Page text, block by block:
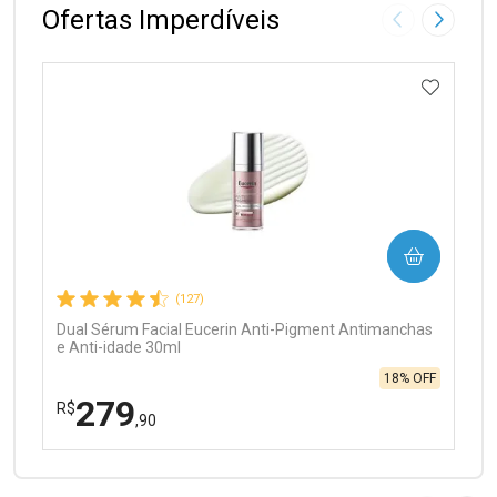
Ofertas Imperdíveis Imagem
(127)
Dual Sérum Facial Eucerin Anti-Pigment Antimanchas
e Anti-idade 30ml
R$279,90
18% OFF
COMPRAR